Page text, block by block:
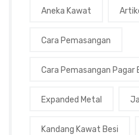
Aneka Kawat
Cara Pemasangan
Cara Pemasangan Pagar
Expanded Metal
Kandang Kawat Besi